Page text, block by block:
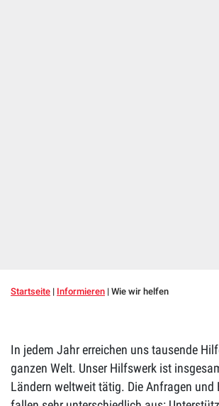
Startseite | Informieren | Wie wir helfen
In jedem Jahr erreichen uns tausende
ganzen Welt. Unser Hilfswerk ist
Ländern weltweit tätig. Die Anfragen und